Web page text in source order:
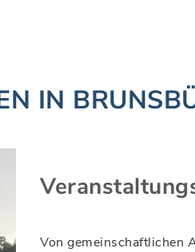
IN
Von gemeinschaftlichen